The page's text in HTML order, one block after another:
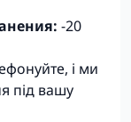
-20
і ми
під вашу